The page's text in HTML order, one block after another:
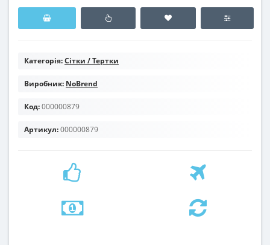
Категорія:Сітки / Тертки
Виробник: NoBrend
Код:000000879
Артикул:000000879